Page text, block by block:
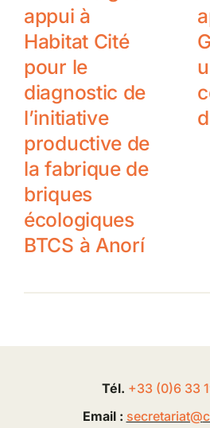
appui à
Habitat Cité
pour le
diagnostic de
l’initiative
productive de
la fabrique de
briques
écologiques
BTCS à Anorí
Tél. +33 (0)6 33
Email : secretariat@